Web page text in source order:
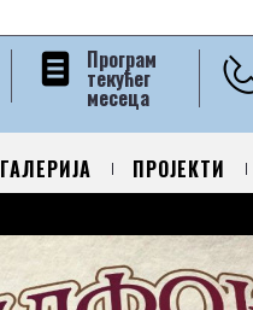
Програм
текућег
месеца
ГАЛЕРИЈА ПРОЈЕКТИ